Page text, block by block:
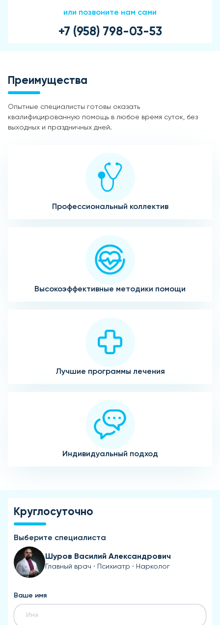
или позвоните нам сами
+7 (958) 798-03-53
Преимущества
Опытные специалисты готовы оказать
квалифицированную помощь в любое время суток, без
выходных и праздничных дней.
Профессиональный коллектив
Высокоэффективные методики помощи
Лучшие программы лечения
Индивидуальный подход
Круглосуточно
Выберите специалиста
Шуров Василий Александрович
Главный врач · Психиатр · Нарколог
Ваше имя